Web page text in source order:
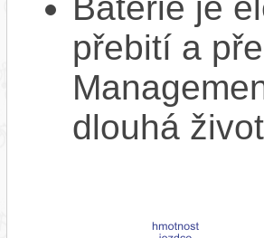
přebití a
dlouhá